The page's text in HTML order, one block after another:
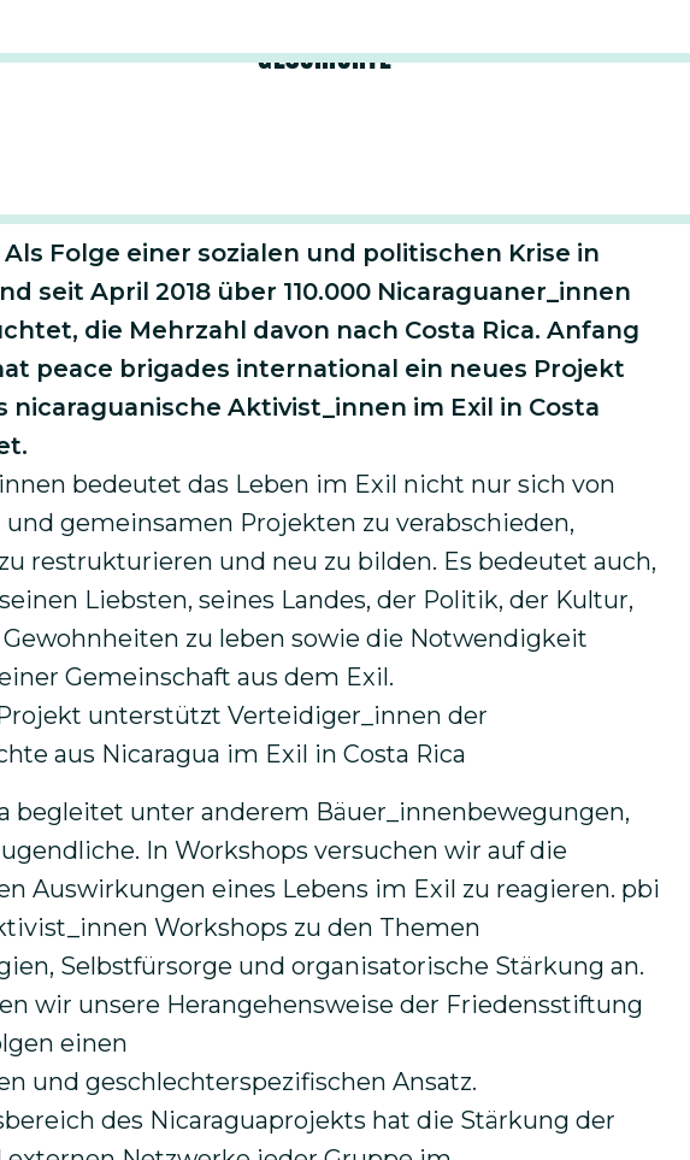
Geschichte
Als Folge einer sozialen und politischen Krise in
seit April 2018 über 110.000 Nicaraguaner_innen
die Mehrzahl davon nach Costa Rica. Anfang
peace brigades international ein neues Projekt
nicaraguanische Aktivist_innen im Exil in Costa
bedeutet das Leben im Exil nicht nur sich von
gemeinsamen Projekten zu verabschieden,
restrukturieren und neu zu bilden. Es bedeutet auch,
Liebsten, seines Landes, der Politik, der Kultur,
zu leben sowie die Notwendigkeit
Gemeinschaft aus dem Exil.
begleitet unter anderem Bäuer_innenbewegungen,
In Workshops versuchen wir auf die
Auswirkungen eines Lebens im Exil zu reagieren. pbi
Workshops zu den Themen
Selbstfürsorge und organisatorische Stärkung an.
wir unsere Herangehensweise der Friedensstiftung
einen
und geschlechterspezifischen Ansatz.
des Nicaraguaprojekts hat die Stärkung der